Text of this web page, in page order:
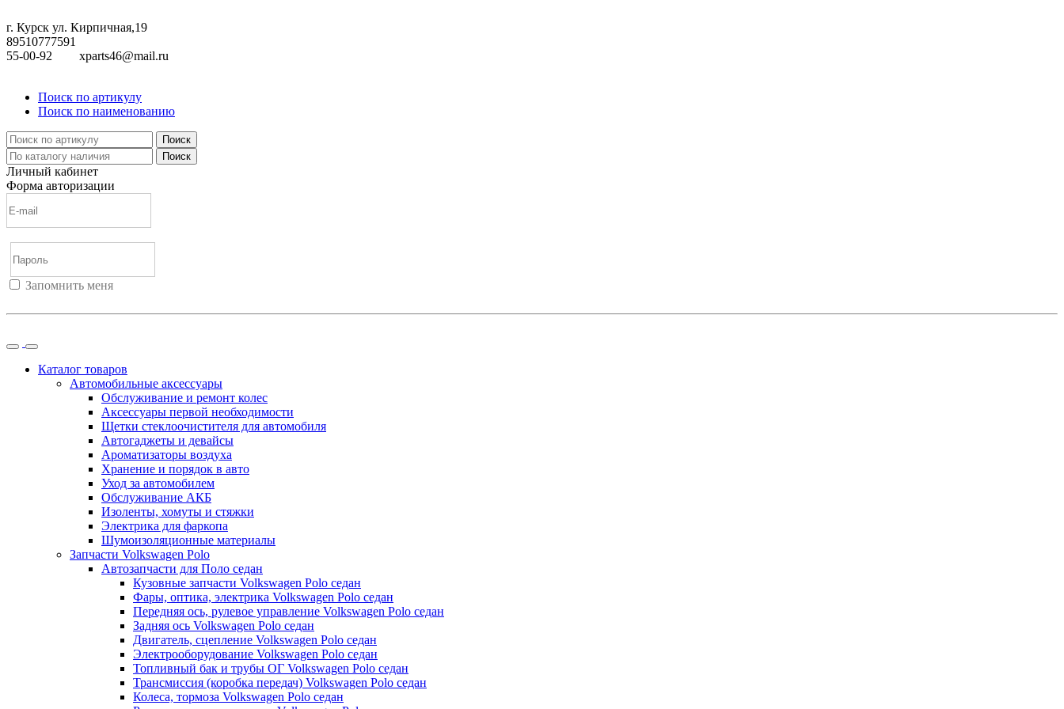
г. Курск ул. Кирпичная,19
89510777591
55-00-92
xparts46@mail.ru
Поиск по артикулу
Поиск по наименованию
Поиск
Поиск
Личный кабинет
Форма авторизации
Запомнить меня
Каталог товаров
Автомобильные аксессуары
Обслуживание и ремонт колес
Аксессуары первой необходимости
Щетки стеклоочистителя для автомобиля
Автогаджеты и девайсы
Ароматизаторы воздуха
Хранение и порядок в авто
Уход за автомобилем
Обслуживание АКБ
Изоленты, хомуты и стяжки
Электрика для фаркопа
Шумоизоляционные материалы
Запчасти Volkswagen Polo
Автозапчасти для Поло седан
Кузовные запчасти Volkswagen Polo седан
Фары, оптика, электрика Volkswagen Polo седан
Передняя ось, рулевое управление Volkswagen Polo седан
Задняя ось Volkswagen Polo седан
Двигатель, сцепление Volkswagen Polo седан
Электрооборудование Volkswagen Polo седан
Топливный бак и трубы ОГ Volkswagen Polo седан
Трансмиссия (коробка передач) Volkswagen Polo седан
Колеса, тормоза Volkswagen Polo седан